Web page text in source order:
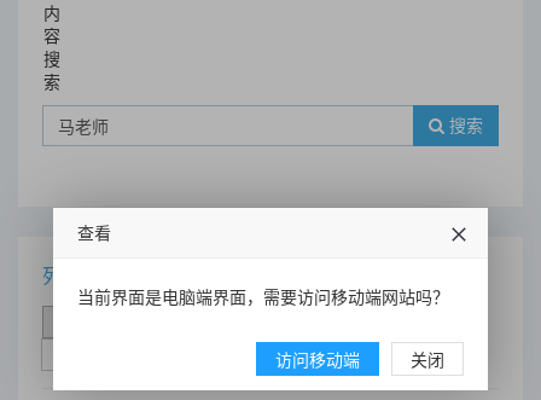
内
容
搜
索
搜索
列表
查看
当前界面是电脑端界面，需要访问移动端网站吗？
访问移动端 关闭